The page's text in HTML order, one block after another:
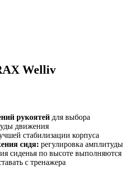
Welliv
рукоятей для выбора
движения
стабилизации корпуса
сидя: регулировка амплитуды
сиденья по высоте выполняются
с тренажера